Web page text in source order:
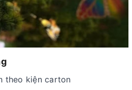
theo kiện carton